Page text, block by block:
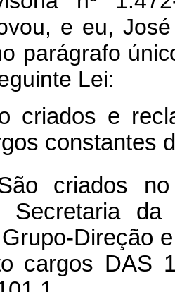
e eu,
parágrafo
Lei:
criados e
constantes
criados no
Secretaria
Direção
cargos DAS